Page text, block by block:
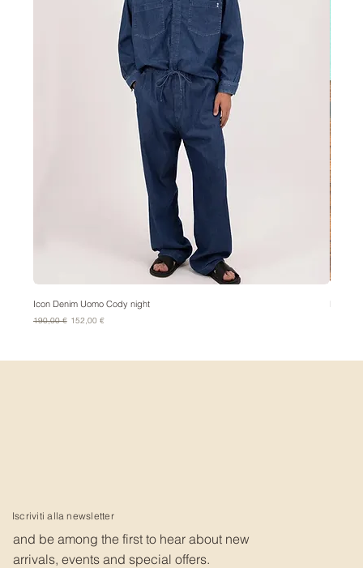
Icon Denim Uomo Cody night
Prezzo regolare
190,00 € Prezzo scontato
152,00 €
Iscriviti alla newsletter
and be among the first to hear about new
arrivals, events and special offers.